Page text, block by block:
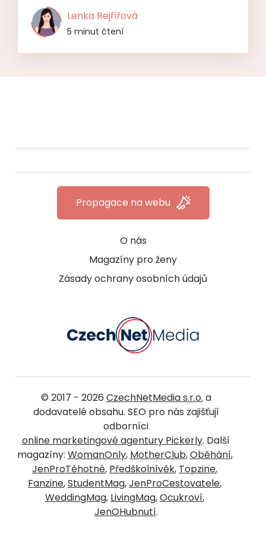
Lenka Rejfířová
5 minut čtení
O nás
Magazíny pro ženy
Zásady ochrany osobních údajů
Propagace na webu
© 2017 - 2026 CzechNetMedia s.r.o. a
dodavatelé obsahu. SEO pro nás zajišťují
odborníci
online marketingové agentury Pickerly. Další
magazíny: WomanOnly, MotherClub,Oběhání,
JenProTěhotné, Předškolnívěk, Topzine,
Fanzine,StudentMag,JenProCestovatele,
WeddingMag, LivingMag,Ocukroví,
JenOHubnutí.